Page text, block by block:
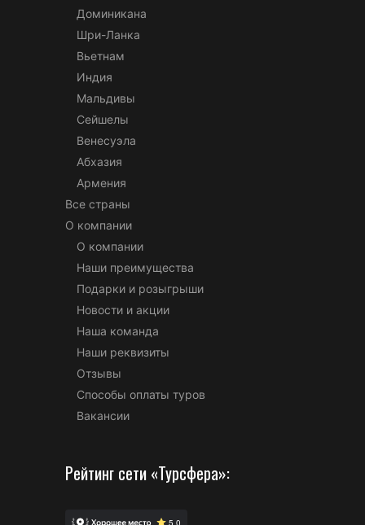
Доминикана
Шри-Ланка
Вьетнам
Индия
Мальдивы
Сейшелы
Венесуэла
Абхазия
Армения
Все страны
О компании
О компании
Наши преимущества
Подарки и розыгрыши
Новости и акции
Наша команда
Наши реквизиты
Отзывы
Способы оплаты туров
Вакансии
Рейтинг сети «Турсфера»: